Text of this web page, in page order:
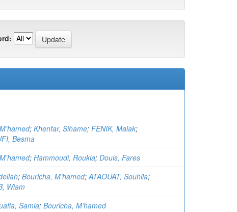
; Khenfar, Sihame; FENIK, Malak;
Besma
; Hammoudi, Roukia; Douis, Fares
; Bouricha, M’hamed;ATAOUAT, Souhila;
Wiam
Samia; Bouricha, M’hamed